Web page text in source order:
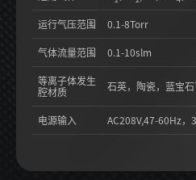
运行气压范围 0.1-8Torr
气体流量范围 0.1-10slm
等离子体发生
腔材质
石英，陶瓷，蓝宝
电源输入 AC208V,47-60Hz，
循环水冷,3L/min，